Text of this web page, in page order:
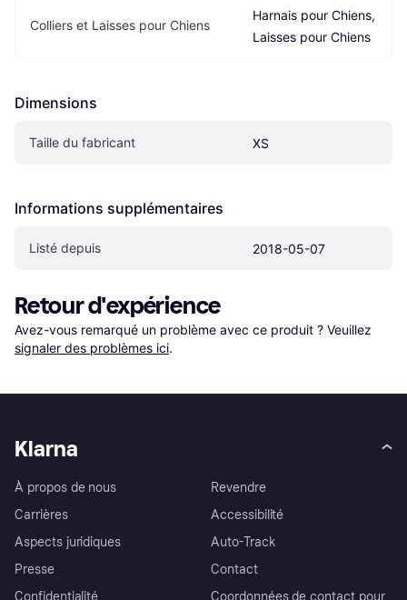
Colliers et Laisses pour Chiens
Harnais pour Chiens,
Laisses pour Chiens
Dimensions
Taille du fabricant XS
Informations supplémentaires
Listé depuis 2018-05-07
Retour d'expérience
Avez-vous remarqué un problème avec ce produit ? Veuillez
signaler des problèmes ici.
Klarna
À propos de nous
Carrières
Aspects juridiques
Presse
Revendre
Accessibilité
Auto-Track
Contact